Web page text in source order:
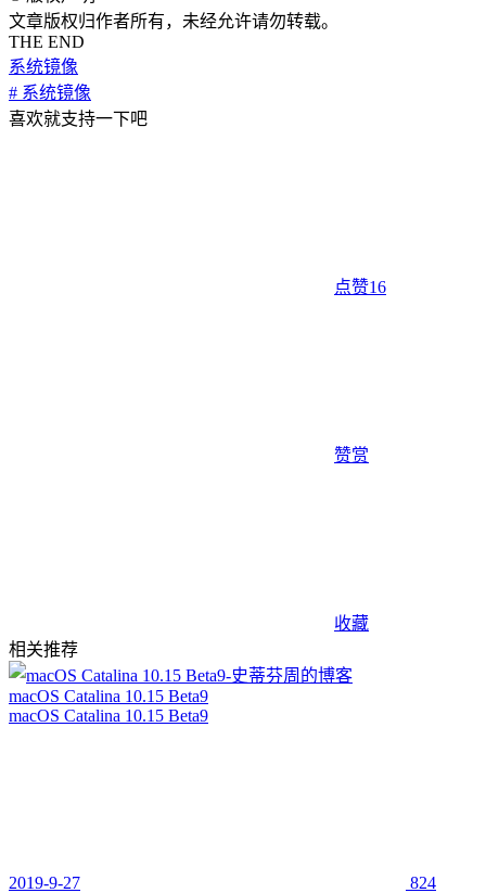
文章版权归作者所有，未经允许请勿转载。
THE END
系统镜像
# 系统镜像
喜欢就支持一下吧
点赞16
赞赏
收藏
相关推荐
macOS Catalina 10.15 Beta9
macOS Catalina 10.15 Beta9
2019-9-27 824